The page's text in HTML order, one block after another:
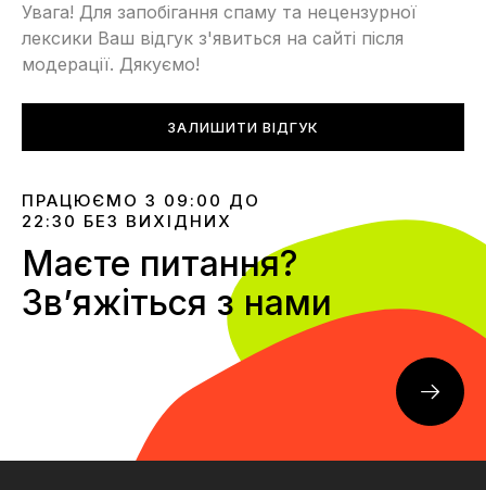
Увага! Для запобігання спаму та нецензурної
лексики Ваш відгук з'явиться на сайті після
модерації. Дякуємо!
ЗАЛИШИТИ ВІДГУК
ПРАЦЮЄМО З 09:00 ДО
22:30 БЕЗ ВИХІДНИХ
Маєте питання?
Звʼяжіться з нами